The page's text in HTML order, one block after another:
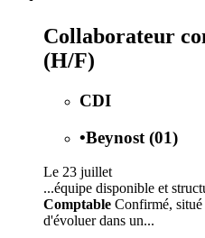
Collaborateur
(H/F)
CDI
•Beynost (01)
Le 23 juillet
...équipe disponible et
Comptable Confirmé, situé
d'évoluer dans un...